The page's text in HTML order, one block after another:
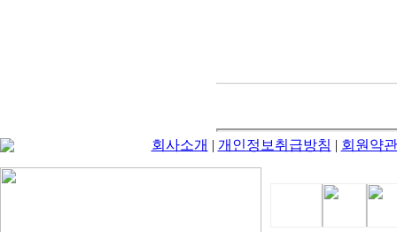
회사소개 | 개인정보취급방침 | 회원약관